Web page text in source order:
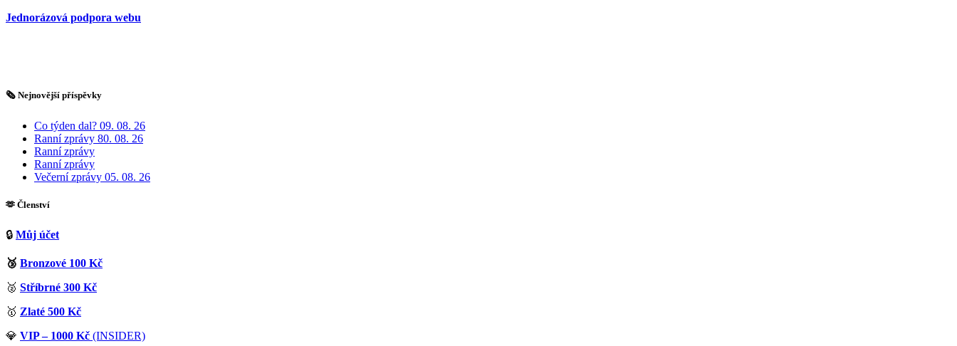
Jednorázová podpora webu
🗞️ Nejnovější příspěvky
Co týden dal? 09. 08. 26
Ranní zprávy 80. 08. 26
Ranní zprávy
Ranní zprávy
Večerní zprávy 05. 08. 26
🫶 Členství
🔒 Můj účet
🥉 Bronzové 100 Kč
🥈 Stříbrné 300 Kč
🥇 Zlaté 500 Kč
💎 VIP – 1000 Kč (INSIDER)